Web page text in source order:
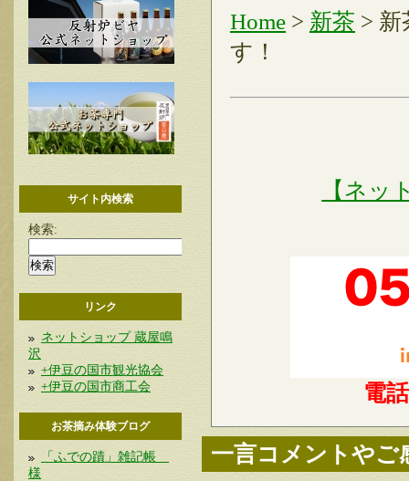
サイト内検索
検索:
リンク
ネットショップ 蔵屋鳴
沢
+伊豆の国市観光協会
+伊豆の国市商工会
お茶摘み体験ブログ
「ふでの蹟」雑記帳
様
Home > 新茶 >
す！
【ネッ
電話
一言コメントやご